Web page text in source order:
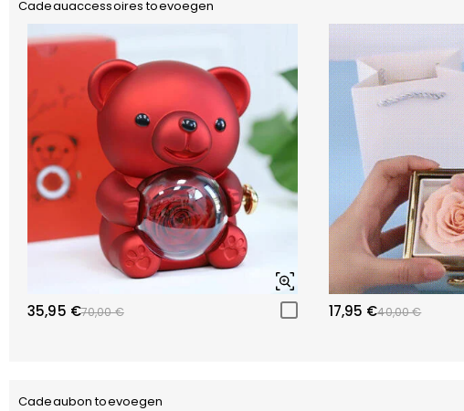
Cadeauaccessoires toevoegen
35,95 €70,00 € 17,95 €40,00 €
Cadeaubon toevoegen